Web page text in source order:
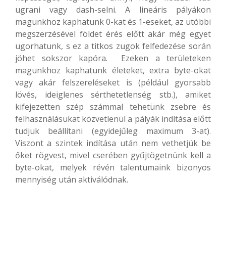
ugrani vagy dash-selni. A lineáris pályákon
magunkhoz kaphatunk 0-kat és 1-eseket, az utóbbi
megszerzésével földet érés előtt akár még egyet
ugorhatunk, s ez a titkos zugok felfedezése során
jöhet sokszor kapóra. Ezeken a területeken
magunkhoz kaphatunk életeket, extra byte-okat
vagy akár felszereléseket is (például gyorsabb
lövés, ideiglenes sérthetetlenség stb.), amiket
kifejezetten szép számmal tehetünk zsebre és
felhasználásukat közvetlenül a pályák indítása előtt
tudjuk beállítani (egyidejűleg maximum 3-at).
Viszont a szintek indítása után nem vethetjük be
őket rögvest, mivel cserében gyűjtögetnünk kell a
byte-okat, melyek révén talentumaink bizonyos
mennyiség után aktiválódnak.